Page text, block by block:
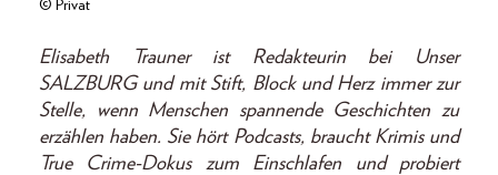
© Privat
Elisabeth Trauner ist Redakteurin bei Unser
SALZBURG und mit Stift, Block und Herz immer zur
Stelle, wenn Menschen spannende Geschichten zu
erzählen haben. Sie hört Podcasts, braucht Krimis und
True Crime-Dokus zum Einschlafen und probiert